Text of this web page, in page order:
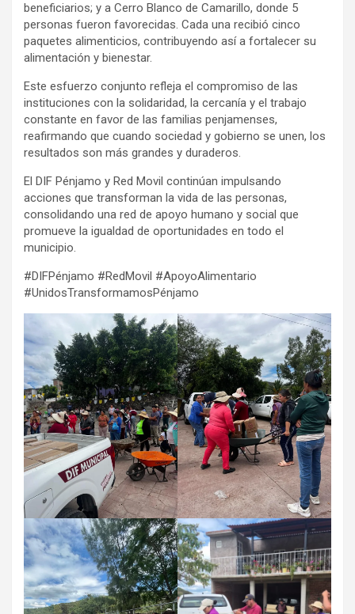
beneficiarios; y a Cerro Blanco de Camarillo, donde 5
personas fueron favorecidas. Cada una recibió cinco
paquetes alimenticios, contribuyendo así a fortalecer su
alimentación y bienestar.
Este esfuerzo conjunto refleja el compromiso de las
instituciones con la solidaridad, la cercanía y el trabajo
constante en favor de las familias penjamenses,
reafirmando que cuando sociedad y gobierno se unen, los
resultados son más grandes y duraderos.
El DIF Pénjamo y Red Movil continúan impulsando
acciones que transforman la vida de las personas,
consolidando una red de apoyo humano y social que
promueve la igualdad de oportunidades en todo el
municipio.
#DIFPénjamo #RedMovil #ApoyoAlimentario
#UnidosTransformamosPénjamo